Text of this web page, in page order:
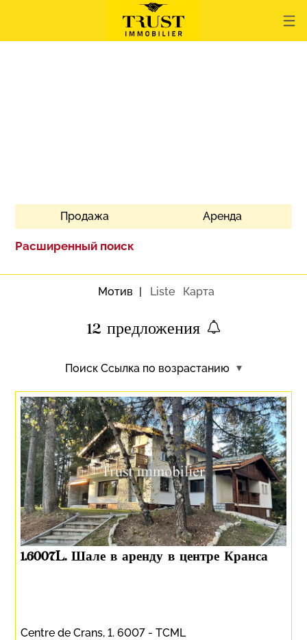
Продажа Аренда
Расширенный поиск
Мотив Liste Карта
12предложения
Поиск Ссылка по возрастанию
1.6007L. Шале в аренду в центре Кранса
Centre de Crans, 1. 6007 - TCML